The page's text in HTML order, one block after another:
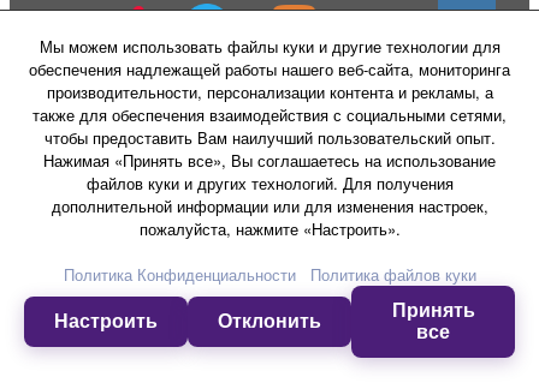
Мы можем использовать файлы куки и другие технологии для
обеспечения надлежащей работы нашего веб-сайта, мониторинга
производительности, персонализации контента и рекламы, а
также для обеспечения взаимодействия с социальными сетями,
чтобы предоставить Вам наилучший пользовательский опыт.
Нажимая «Принять все», Вы соглашаетесь на использование
файлов куки и других технологий. Для получения
дополнительной информации или для изменения настроек,
пожалуйста, нажмите «Настроить».
Политика Конфиденциальности
Политика файлов куки
Настроить Отклонить
Принять
все
Свяжитесь с намиУсловия использования
Политика конфиденциальности
Политика в отношении файлов куки